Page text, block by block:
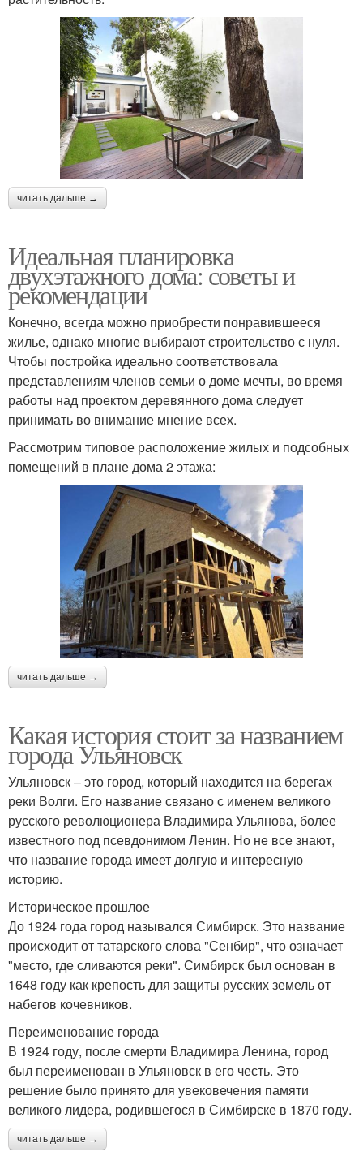
читать дальше →
Идеальная планировка
двухэтажного дома: советы и
рекомендации
Конечно, всегда можно приобрести понравившееся
жилье, однако многие выбирают строительство с нуля.
Чтобы постройка идеально соответствовала
представлениям членов семьи о доме мечты, во время
работы над проектом деревянного дома следует
принимать во внимание мнение всех.
Рассмотрим типовое расположение жилых и подсобных
помещений в плане дома 2 этажа:
читать дальше →
Какая история стоит за названием
города Ульяновск
Ульяновск – это город, который находится на берегах
реки Волги. Его название связано с именем великого
русского революционера Владимира Ульянова, более
известного под псевдонимом Ленин. Но не все знают,
что название города имеет долгую и интересную
историю.
Историческое прошлое
До 1924 года город назывался Симбирск. Это название
происходит от татарского слова "Сенбир", что означает
"место, где сливаются реки". Симбирск был основан в
1648 году как крепость для защиты русских земель от
набегов кочевников.
Переименование города
В 1924 году, после смерти Владимира Ленина, город
был переименован в Ульяновск в его честь. Это
решение было принято для увековечения памяти
великого лидера, родившегося в Симбирске в 1870 году.
читать дальше →